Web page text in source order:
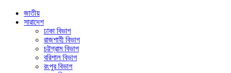
জাতীয়
সারাদেশ
ঢাকা বিভাগ
রাজশাহী বিভাগ
চট্টগ্রাম বিভাগ
বরিশাল বিভাগ
রংপুর বিভাগ